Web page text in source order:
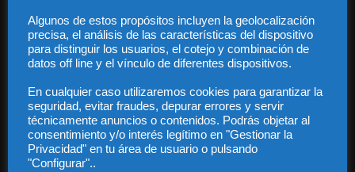
Contáctanos: info@diariojuridico.com
Incluso más noticias
Algunos de estos propósitos incluyen la geolocalización
precisa, el análisis de las características del dispositivo
para distinguir los usuarios, el cotejo y combinación de
datos off line y el vínculo de diferentes dispositivos.
En cualquier caso utilizaremos cookies para garantizar la
seguridad, evitar fraudes, depurar errores y servir
técnicamente anuncios o contenidos. Podrás objetar al
consentimiento y/o interés legítimo en "Gestionar la
Privacidad" en tu área de usuario o pulsando
"Configurar"..